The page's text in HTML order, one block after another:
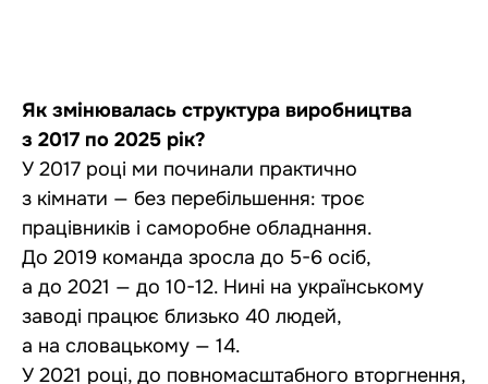
Як змінювалась структура виробництва
з 2017 по 2025 рік?
У 2017 році ми починали практично
з кімнати — без перебільшення: троє
працівників і саморобне обладнання.
До 2019 команда зросла до 5-6 осіб,
а до 2021 — до 10-12. Нині на українському
заводі працює близько 40 людей,
а на словацькому — 14.
У 2021 році, до повномасштабного вторгнення,